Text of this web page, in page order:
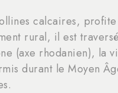
calcaires,
rural, il est
(axe rhodanien), la
durant le Moyen